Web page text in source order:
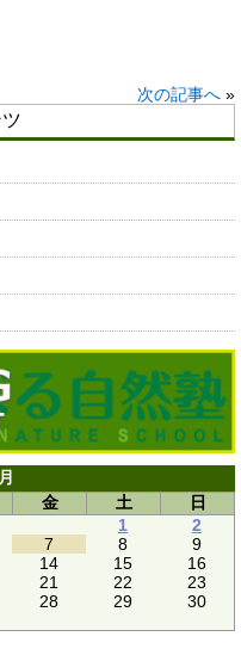
次の記事へ »
金 土
日
1
2
7 8
9
14 15
16
21 22
23
28 29
30